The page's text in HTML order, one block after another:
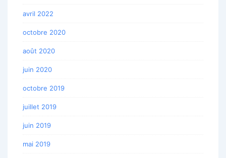
avril 2022
octobre 2020
août 2020
juin 2020
octobre 2019
juillet 2019
juin 2019
mai 2019